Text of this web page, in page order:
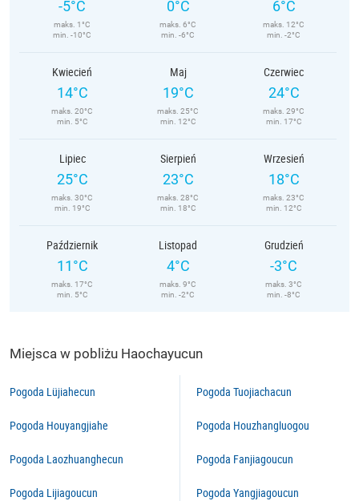
-5°C
maks. 1°C
min. -10°C
0°C
maks. 6°C
min. -6°C
6°C
maks. 12°C
min. -2°C
Kwiecień
14°C
maks. 20°C
min. 5°C
Maj
19°C
maks. 25°C
min. 12°C
Czerwiec
24°C
maks. 29°C
min. 17°C
Lipiec
25°C
maks. 30°C
min. 19°C
Sierpień
23°C
maks. 28°C
min. 18°C
Wrzesień
18°C
maks. 23°C
min. 12°C
Październik
11°C
maks. 17°C
min. 5°C
Listopad
4°C
maks. 9°C
min. -2°C
Grudzień
-3°C
maks. 3°C
min. -8°C
Miejsca w pobliżu Haochayucun
Pogoda Lüjiahecun
Pogoda Houyangjiahe
Pogoda Laozhuanghecun
Pogoda Lijiagoucun
Pogoda Tuojiachacun
Pogoda Houzhangluogou
Pogoda Fanjiagoucun
Pogoda Yangjiagoucun